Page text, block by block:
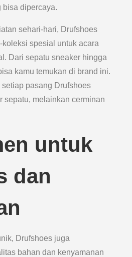
bisa dipercaya.
sehari-hari, Drufshoes
spesial untuk acara
Dari sepatu sneaker hingga
kamu temukan di brand ini.
pasang Drufshoes
sepatu, melainkan cerminan
untuk
dan
Drufshoes juga
bahan dan kenyamanan